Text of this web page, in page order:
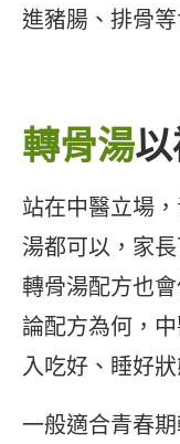
進豬腸、排骨
轉骨湯
站在中醫立場
湯都可以，家
轉骨湯配方也
論配方為何，
入吃好、睡好
一般適合青春